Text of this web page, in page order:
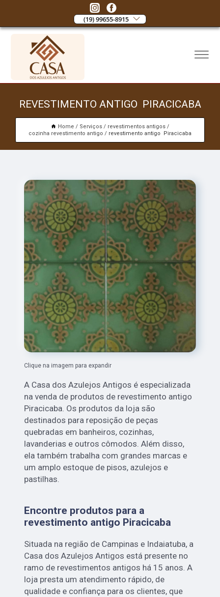
(19) 99655-8915
REVESTIMENTO ANTIGO PIRACICABA
Home Serviços
revestimentos antigos
cozinha revestimento antigo
revestimento antigo Piracicaba
Clique na imagem para expandir
A Casa dos Azulejos Antigos é especializada
na venda de produtos de revestimento antigo
Piracicaba. Os produtos da loja são
destinados para reposição de peças
quebradas em banheiros, cozinhas,
lavanderias e outros cômodos. Além disso,
ela também trabalha com grandes marcas e
um amplo estoque de pisos, azulejos e
pastilhas.
Encontre produtos para a
revestimento antigo Piracicaba
Situada na região de Campinas e Indaiatuba, a
Casa dos Azulejos Antigos está presente no
ramo de revestimentos antigos há 15 anos. A
loja presta um atendimento rápido, de
qualidade e confiança para os clientes, que